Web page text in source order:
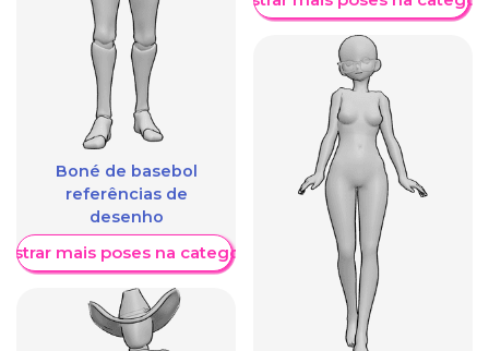
Boné de basebol
referências de
desenho
mais poses na categoria